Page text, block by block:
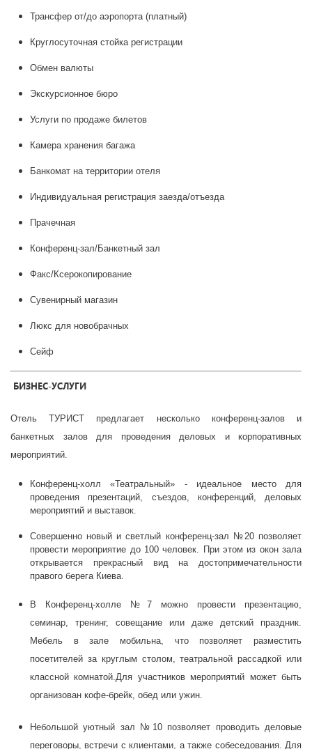
Трансфер от/до аэропорта (платный)
Круглосуточная стойка регистрации
Обмен валюты
Экскурсионное бюро
Услуги по продаже билетов
Камера хранения багажа
Банкомат на территории отеля
Индивидуальная регистрация заезда/отъезда
Прачечная
Конференц-зал/Банкетный зал
Факс/Ксерокопирование
Сувенирный магазин
Люкс для новобрачных
Сейф
БИЗНЕС-УСЛУГИ
Отель ТУРИСТ предлагает несколько конференц-залов и
банкетных залов для проведения деловых и корпоративных
мероприятий.
Конференц-холл «Театральный» - идеальное место для
проведения презентаций, съездов, конференций, деловых
мероприятий и выставок.
Совершенно новый и светлый конференц-зал №20 позволяет
провести мероприятие до 100 человек. При этом из окон зала
открывается прекрасный вид на достопримечательности
правого берега Киева.
В Конференц-холле №7 можно провести презентацию,
семинар, тренинг, совещание или даже детский праздник.
Мебель в зале мобильна, что позволяет разместить
посетителей за круглым столом, театральной рассадкой или
классной комнатой.Для участников мероприятий может быть
организован кофе-брейк, обед или ужин.
Небольшой уютный зал №10 позволяет проводить деловые
переговоры, встречи с клиентами, а также собеседования. Для